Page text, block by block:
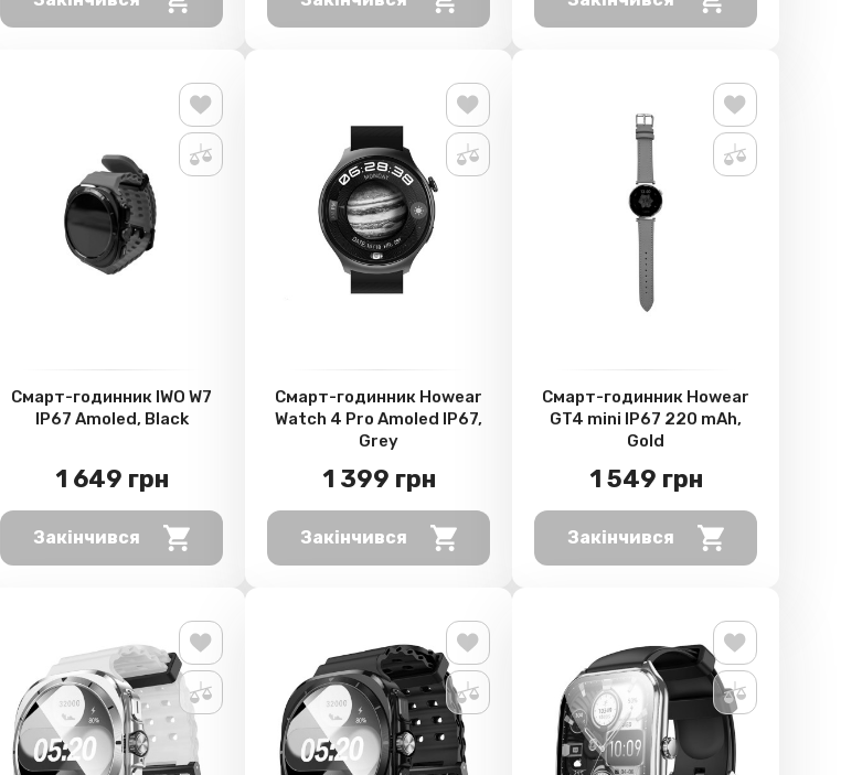
Смарт-годинник IWO W7
IP67 Amoled, Black
1 649 грн
Закінчився
Смарт-годинник Howear
Watch 4 Pro Amoled IP67,
Grey
1 399 грн
Закінчився
Смарт-годинник Howear
GT4 mini IP67 220 mAh,
Gold
1 549 грн
Закінчився